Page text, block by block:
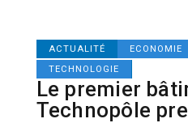
ACTUALITÉ ECONOMIE
TECHNOLOGIE
Le premier
Technopôle